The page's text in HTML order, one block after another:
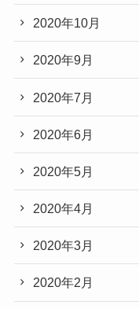
2020年10月
2020年9月
2020年7月
2020年6月
2020年5月
2020年4月
2020年3月
2020年2月